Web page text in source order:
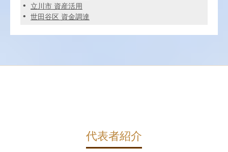
立川市 資産活用
世田谷区 資金調達
代表者紹介